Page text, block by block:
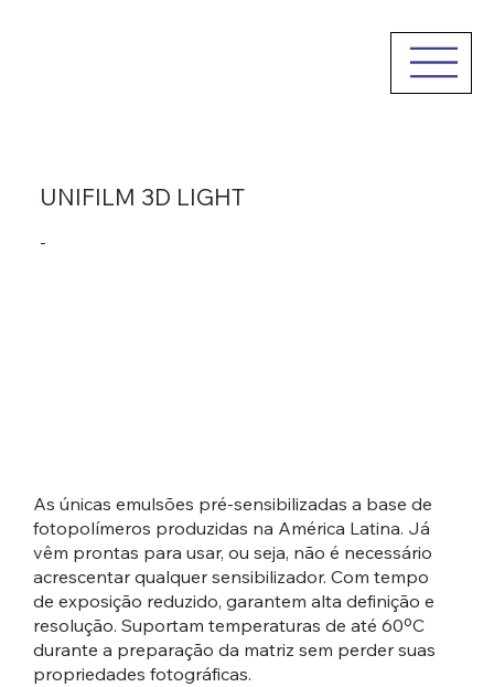
UNIFILM 3D LIGHT
-
As únicas emulsões pré-sensibilizadas a base de
fotopolímeros produzidas na América Latina. Já
vêm prontas para usar, ou seja, não é necessário
acrescentar qualquer sensibilizador. Com tempo
de exposição reduzido, garantem alta definição e
resolução. Suportam temperaturas de até 60ºC
durante a preparação da matriz sem perder suas
propriedades fotográficas.